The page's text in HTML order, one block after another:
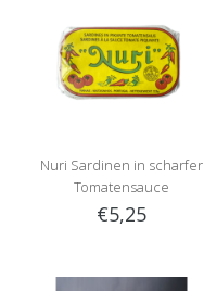
Nuri Sardinen in scharfer
Tomatensauce
€5,25